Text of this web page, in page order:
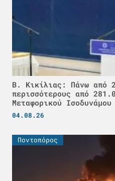
Β. Κικίλιας: Πάνω από
περισσότερους από
Μεταφορικού Ισοδυνάμου
04.08.26
Ποντοπόρος